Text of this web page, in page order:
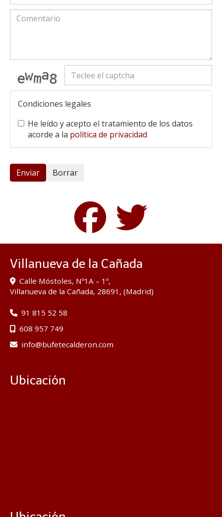
captcha
Condiciones legales
He leído y acepto el tratamiento de los datos
acorde a la política de privacidad
Enviar Borrar
Villanueva de la Cañada
Calle Móstoles, Nº1A – 1º,
Villanueva de la Cañada, 28691 , (Madrid)
91 815 52 58
608 957 749
info
bufetecalderon.com
Ubicación